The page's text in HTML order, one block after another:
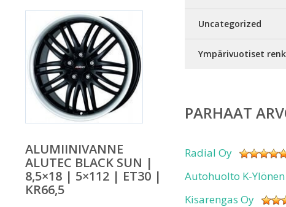
ALUMIINIVANNE
ALUTEC BLACK SUN |
8,5×18 | 5×112 | ET30 |
KR66,5
Uncategorized
Ympärivuotiset
PARHAAT
Radial Oy
Autohuolto K-Ylönen
Kisarengas Oy